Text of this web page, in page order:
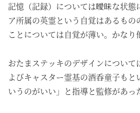
記憶（記録）については曖昧な状態
ア所属の英霊という自覚はあるもの
ことについては自覚が薄い。かなり
おたまステッキのデザインについて
よびキャスター霊基の酒呑童子もと
いうのがいい」と指導と監修があっ